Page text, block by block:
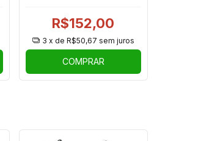
OROCH, KANGOO,
CAPTUR
R$152,00
3 x de R$50,67 sem juros
COMPRAR